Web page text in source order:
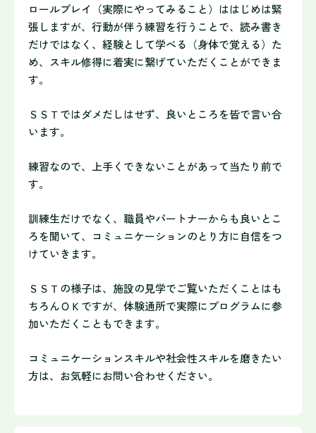
ロールプレイ（実際にやってみること）ははじめは緊
張しますが、行動が伴う練習を行うことで、読み書き
だけではなく、経験として学べる（身体で覚える）た
め、スキル修得に着実に繋げていただくことができま
す。
ＳＳＴではダメだしはせず、良いところを皆で言い合
います。
練習なので、上手くできないことがあって当たり前で
す。
訓練生だけでなく、職員やパートナーからも良いとこ
ろを聞いて、コミュニケーションのとり方に自信をつ
けていき ます。
ＳＳＴの様子は、施設の見学でご覧いただくことはも
ちろんＯＫですが、体験通所で実際にプログラムに参
加いただくこともできます。
コミュニケーションスキルや社会性スキルを磨きたい
方は、お気軽にお問い合わせください。